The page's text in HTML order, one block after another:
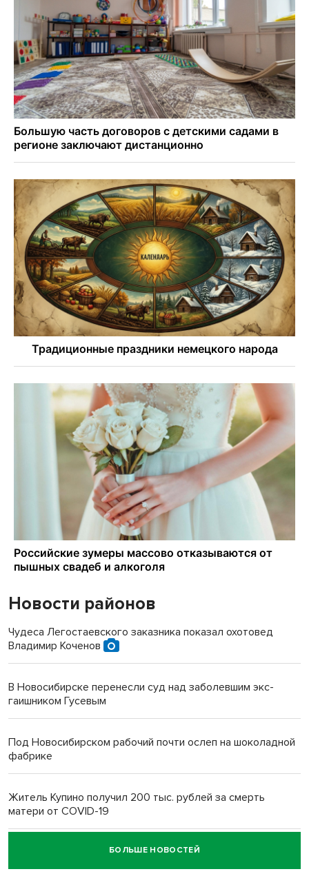
Новости районов
Чудеса Легостаевского заказника показал охотовед
Владимир Коченов
В Новосибирске перенесли суд над заболевшим экс-
гаишником Гусевым
Под Новосибирском рабочий почти ослеп на шоколадной
фабрике
Житель Купино получил 200 тыс. рублей за смерть
матери от COVID-19
Новосибирский суд наказал водителя за смерть
пенсионерки на вокзале
БОЛЬШЕ НОВОСТЕЙ